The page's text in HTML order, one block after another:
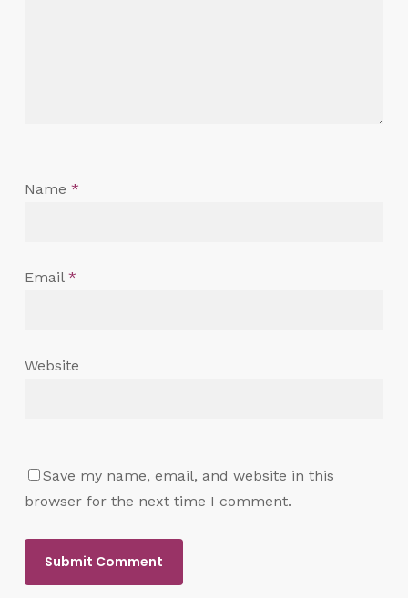
Name *
Email *
Website
Save my name, email, and website in this
browser for the next time I comment.